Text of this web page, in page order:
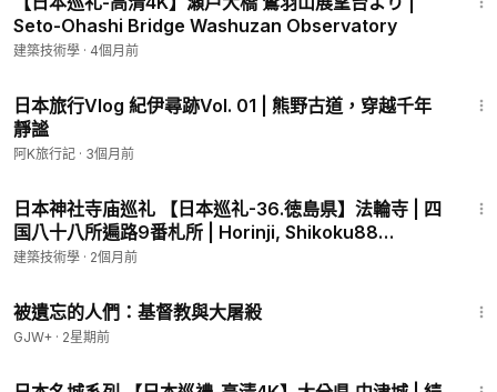
Seto-Ohashi Bridge Washuzan Observatory
建築技術學 · 4個月前
日本旅行Vlog 紀伊尋跡Vol. 01 | 熊野古道，穿越千年
靜謐
阿K旅行記 · 3個月前
日本神社寺庙巡礼 【日本巡礼-36.徳島県】法輪寺 | 四
国八十八所遍路9番札所 | Horinji, Shikoku88
Pilgrimage No.9
建築技術學 · 2個月前
被遺忘的人們：基督教與大屠殺
GJW+ · 2星期前